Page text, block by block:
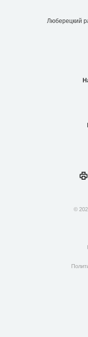
Люберецкий
©